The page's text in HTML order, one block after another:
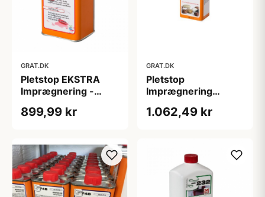
GRAT.DK
Pletstop EKSTRA
Imprægnering -
899,99 kr
GRAT.DK
Pletstop
Imprægnering
farveforstærker -
1.062,49 kr